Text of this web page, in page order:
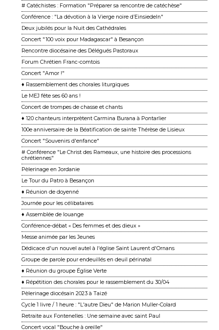
# Catéchistes : Formation "Préparer sa rencontre de catéchèse"
Conférence : "La dévotion à la Vierge noire d’Einsiedeln"
Deux jubilés pour la Nuit des Cathédrales
Concert "100 voix pour Madagascar" à Besançon
Rencontre diocésaine des Délégués Pastoraux
Forum Chrétien Franc-comtois
Concert "Amor !"
♦ Rassemblement des chorales liturgiques
Le MEJ fête ses 60 ans !
Concert de trompes de chasse et chants
♦ 120 chanteurs interprètent Carmina Burana à Pontarlier
100e anniversaire de la Béatification de sainte Thérèse de Lisieux
Concert "Souvenirs d'enfance"
# Conférence "Le Christ des Rameaux, une histoire des processions
chrétiennes"
Pèlerinage en Jordanie
Le Tour du Patro à Besançon
♦ Réunion de doyenné
Journée pour les célibataires
♦ Assemblée de louange
Conférence-débat « Des femmes et des dieux »
Messe animée par les Jeunes
Dédicace d'un nouvel autel à l'église Saint Laurent d'Ornans
Groupe de parole pour endeuillés en deuil périnatal
♦ Réunion du groupe Église Verte
♦ Répétition des chorales pour le rassemblement du 30/04
Pèlerinage diocésain 2023 à Taizé
Cycle 1 livre / 1 heure : "L'autre Dieu" de Marion Muller-Colard
Retraite aux Fontenelles : Une semaine avec saint Paul
Concert vocal "Bouche à oreille"